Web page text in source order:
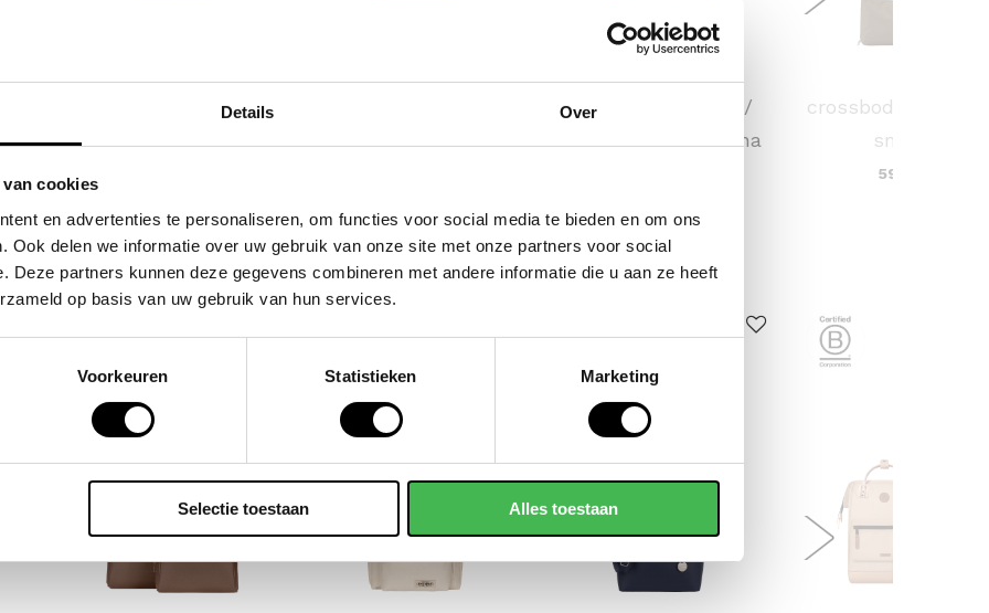
Details Over
cookies
en advertenties te personaliseren, om functies voor social media te bieden en om ons
Ook delen we informatie over uw gebruik van onze site met onze partners voor social
Deze partners kunnen deze gegevens combineren met andere informatie die u aan ze heeft
op basis van uw gebruik van hun services.
Voorkeuren Statistieken Marketing
Selectie toestaan Alles toestaan
/
koffer / trolley /
reiskoffer 75 cm (large)
grote schoudertas /
handtas dames birina
crossbodytas
small
59,90
POPULAIRE EN BEST VERKOCHT